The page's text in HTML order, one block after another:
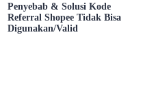
Penyebab & Solusi Kode
Referral Shopee Tidak Bisa
Digunakan/Valid